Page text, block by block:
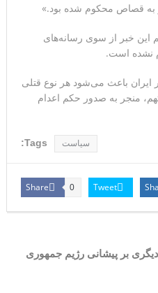
به قصاص محکوم شده بود.»
این خبر از سوی رسانه‌های
نشده است.
ایران باعث می‌شود هر نوع قتلی
منجر به صدور حکم اعدام
Tags: سیاست
Share 0 Tweet
بر پیشانی رژیم جمهوری